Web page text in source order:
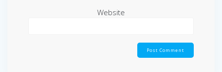
Website